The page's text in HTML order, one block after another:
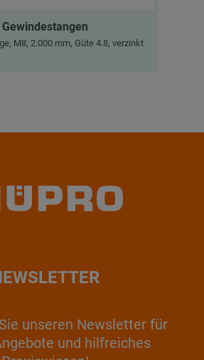
Gewindestangen
M8, 2.000 mm, Güte 4.8, verzinkt
unseren Newsletter für
und hilfreiches